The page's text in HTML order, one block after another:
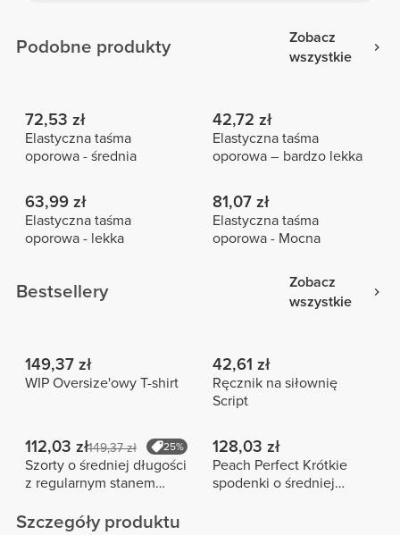
Podobne produkty
Zobacz
wszystkie
72,53 zł
Elastyczna taśma
oporowa - średnia
42,72 zł
Elastyczna taśma
oporowa – bardzo lekka
63,99 zł
Elastyczna taśma
oporowa - lekka
81,07 zł
Elastyczna taśma
oporowa - Mocna
Bestsellery
Zobacz
wszystkie
149,37 zł
WIP Oversize'owy T-shirt
42,61 zł
Ręcznik na siłownię
Script
112,03 zł149,37 zł 25%
Szorty o średniej długości
z regularnym stanem
128,03 zł
Peach Perfect Krótkie
spodenki o średniej
Szczegóły produktu